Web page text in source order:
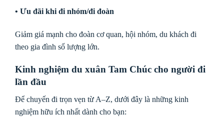
• Ưu đãi khi đi nhóm/đi đoàn
Giảm giá mạnh cho đoàn cơ quan, hội nhóm, du khách đi
theo gia đình số lượng lớn.
Kinh nghiệm du xuân Tam Chúc cho người đi
lần đầu
Để chuyến đi trọn vẹn từ A–Z, dưới đây là những kinh
nghiệm hữu ích nhất dành cho bạn: